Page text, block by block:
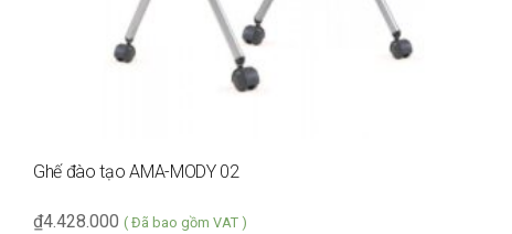
Ghế đào tạo AMA-MODY 02
4.428.000
₫ ( Đã bao gồm VAT )